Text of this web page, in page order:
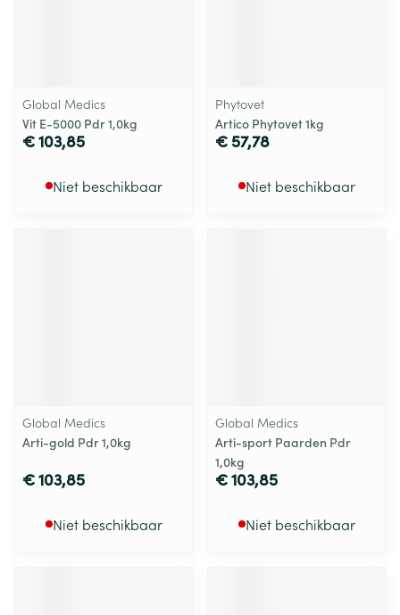
Global Medics
Vit E-5000 Pdr 1,0kg
€ 103,85
Niet beschikbaar
Phytovet
Artico Phytovet 1kg
€ 57,78
Niet beschikbaar
Global Medics
Arti-gold Pdr 1,0kg
€ 103,85
Niet beschikbaar
Global Medics
Arti-sport Paarden Pdr
1,0kg
€ 103,85
Niet beschikbaar